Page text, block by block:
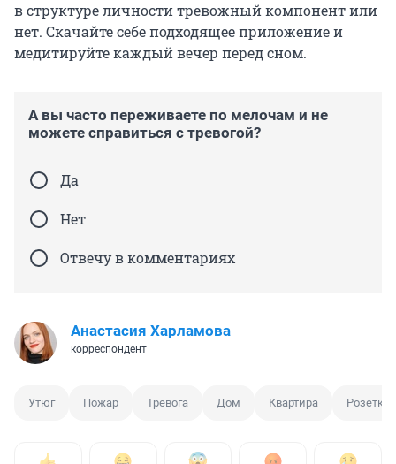
в структуре личности тревожный компонент или
нет. Скачайте себе подходящее приложение и
медитируйте каждый вечер перед сном.
А вы часто переживаете по мелочам и не
можете справиться с тревогой?
Да
Нет
Отвечу в комментариях
Анастасия Харламова
корреспондент
Утюг Пожар Тревога Дом Квартира Розетка